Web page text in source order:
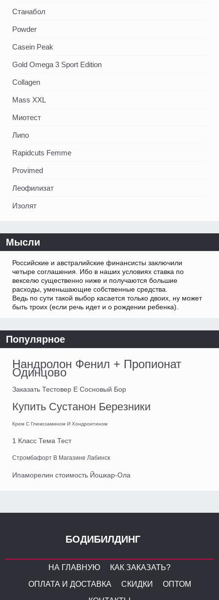
Станабол
Powder
Casein Peak
Gold Omega 3 Sport Edition
Collagen
Mass XXL
Миотест
Липо
Rapidcuts Femme
Provimed
Леофилизат
Изолят
Мысли
Российские и австралийские финансисты заключили
четыре соглашения. Ибо в наших условиях ставка по
векселю существенно ниже и получаются большие
расходы, уменьшающие собственные средства.
Ведь по сути такой выбор касается только двоих, ну может
быть троих (если речь идет и о рождении ребенка).
Популярное
Нандролон Фенил + Пропионат
Одинцово
Заказать Тестовер Е Сосновый Бор
Купить Сустанон Березники
Крем С Глюкозамином И Хондроитином
1 Класс Тема Тест
Стромбафорт В Магазине Лабинск
Ипаморелин стоимость Йошкар-Ола
БОДИБИЛДИНГ
НА ГЛАВНУЮ
КАК ЗАКАЗАТЬ?
ОПЛАТА И ДОСТАВКА
СКИДКИ
ОПТОМ